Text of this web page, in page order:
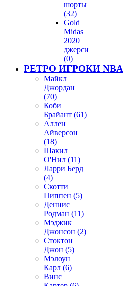
шорты
(32)
Gold
Midas
2020
джерси
(0)
РЕТРО ИГРОКИ NBA
Майкл
Джордан
(70)
Коби
Брайант (61)
Аллен
Айверсон
(18)
Шакил
О'Нил (11)
Ларри Берд
(4)
Скотти
Пиппен (5)
Деннис
Родман (11)
Мэджик
Джонсон (2)
Стоктон
Джон (5)
Мэлоун
Карл (6)
Винс